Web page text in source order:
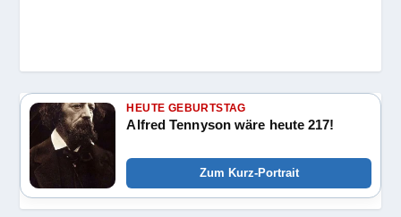
HEUTE GEBURTSTAG
Alfred Tennyson wäre heute 217!
Zum Kurz-Portrait